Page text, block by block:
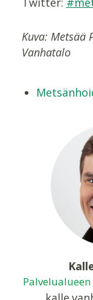
Kuva: Metsää
Vanhatalo